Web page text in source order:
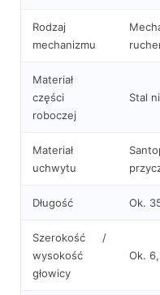
Rodzaj
mechanizmu
Materiał
części
roboczej
Stal
Materiał
uchwytu
Długość Ok.
Szerokość /
wysokość
głowicy
Ok.